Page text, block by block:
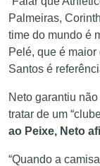
Palmeiras,
time do mundo é
Pelé, que é
Santos é
Neto garantiu
tratar de um
ao Peixe, Neto
“Quando a